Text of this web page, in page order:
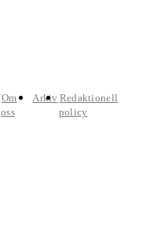
Om
oss
Arkiv Redaktionell
policy